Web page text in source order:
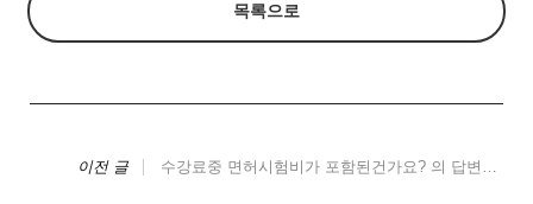
목록으로
이전 글 수강료중 면허시험비가 포함된건가요? 의 답변입니다.